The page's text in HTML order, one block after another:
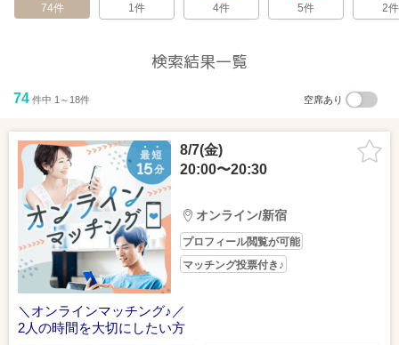
74件
1件
4件
5件
2件
検索結果一覧
74 件中 1～18件 空席あり
8/7(金)
20:00〜20:30
オンライン/新宿
プロフィール閲覧が可能
マッチング投票付き♪
＼オンラインマッチング♪／
2人の時間を大切にしたい方